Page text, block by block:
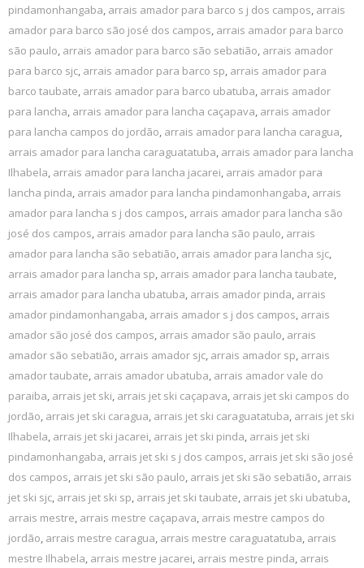
pindamonhangaba, arrais amador para barco s j dos campos, arrais
amador para barco são josé dos campos, arrais amador para barco
são paulo, arrais amador para barco são sebatião, arrais amador
para barco sjc, arrais amador para barco sp, arrais amador para
barco taubate, arrais amador para barco ubatuba, arrais amador
para lancha, arrais amador para lancha caçapava, arrais amador
para lancha campos do jordão, arrais amador para lancha caragua,
arrais amador para lancha caraguatatuba, arrais amador para lancha
Ilhabela, arrais amador para lancha jacarei, arrais amador para
lancha pinda, arrais amador para lancha pindamonhangaba, arrais
amador para lancha s j dos campos, arrais amador para lancha são
josé dos campos, arrais amador para lancha são paulo, arrais
amador para lancha são sebatião, arrais amador para lancha sjc,
arrais amador para lancha sp, arrais amador para lancha taubate,
arrais amador para lancha ubatuba, arrais amador pinda, arrais
amador pindamonhangaba, arrais amador s j dos campos, arrais
amador são josé dos campos, arrais amador são paulo, arrais
amador são sebatião, arrais amador sjc, arrais amador sp, arrais
amador taubate, arrais amador ubatuba, arrais amador vale do
paraiba, arrais jet ski, arrais jet ski caçapava, arrais jet ski campos do
jordão, arrais jet ski caragua, arrais jet ski caraguatatuba, arrais jet ski
Ilhabela, arrais jet ski jacarei, arrais jet ski pinda, arrais jet ski
pindamonhangaba, arrais jet ski s j dos campos, arrais jet ski são josé
dos campos, arrais jet ski são paulo, arrais jet ski são sebatião, arrais
jet ski sjc, arrais jet ski sp, arrais jet ski taubate, arrais jet ski ubatuba,
arrais mestre, arrais mestre caçapava, arrais mestre campos do
jordão, arrais mestre caragua, arrais mestre caraguatatuba, arrais
mestre Ilhabela, arrais mestre jacarei, arrais mestre pinda, arrais